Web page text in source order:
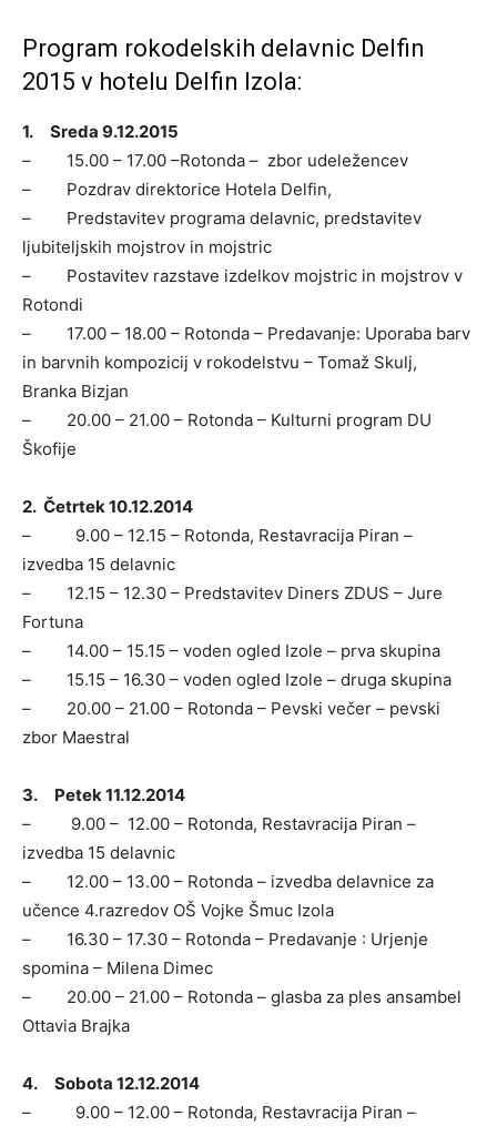
Program rokodelskih delavnic Delfin
2015 v hotelu Delfin Izola:
1. Sreda 9.12.2015
– 15.00 – 17.00 –Rotonda – zbor udeležencev
– Pozdrav direktorice Hotela Delfin,
– Predstavitev programa delavnic, predstavitev
ljubiteljskih mojstrov in mojstric
– Postavitev razstave izdelkov mojstric in mojstrov v
Rotondi
– 17.00 – 18.00 – Rotonda – Predavanje: Uporaba barv
in barvnih kompozicij v rokodelstvu – Tomaž Skulj,
Branka Bizjan
– 20.00 – 21.00 – Rotonda – Kulturni program DU
Škofije
2. Četrtek 10.12.2014
– 9.00 – 12.15 – Rotonda, Restavracija Piran –
izvedba 15 delavnic
– 12.15 – 12.30 – Predstavitev Diners ZDUS – Jure
Fortuna
– 14.00 – 15.15 – voden ogled Izole – prva skupina
– 15.15 – 16.30 – voden ogled Izole – druga skupina
– 20.00 – 21.00 – Rotonda – Pevski večer – pevski
zbor Maestral
3. Petek 11.12.2014
– 9.00 – 12.00 – Rotonda, Restavracija Piran –
izvedba 15 delavnic
– 12.00 – 13.00 – Rotonda – izvedba delavnice za
učence 4.razredov OŠ Vojke Šmuc Izola
– 16.30 – 17.30 – Rotonda – Predavanje : Urjenje
spomina – Milena Dimec
– 20.00 – 21.00 – Rotonda – glasba za ples ansambel
Ottavia Brajka
4. Sobota 12.12.2014
– 9.00 – 12.00 – Rotonda, Restavracija Piran –